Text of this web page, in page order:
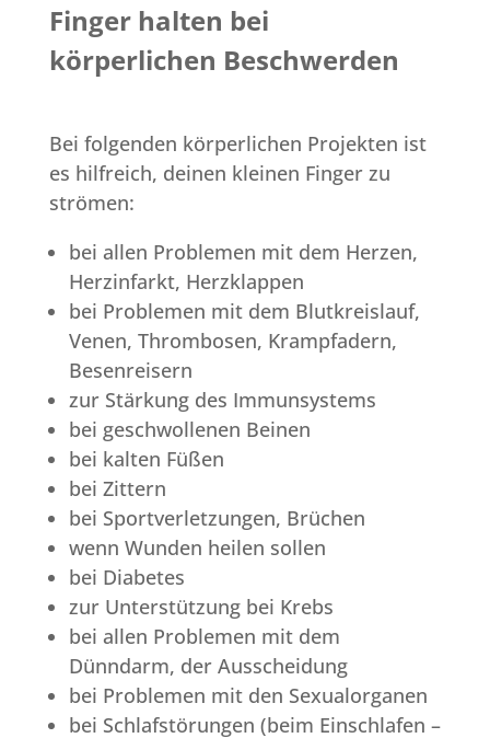
Finger halten bei
körperlichen Beschwerden
Bei folgenden körperlichen Projekten ist
es hilfreich, deinen kleinen Finger zu
strömen:
bei allen Problemen mit dem Herzen,
Herzinfarkt, Herzklappen
bei Problemen mit dem Blutkreislauf,
Venen, Thrombosen, Krampfadern,
Besenreisern
zur Stärkung des Immunsystems
bei geschwollenen Beinen
bei kalten Füßen
bei Zittern
bei Sportverletzungen, Brüchen
wenn Wunden heilen sollen
bei Diabetes
zur Unterstützung bei Krebs
bei allen Problemen mit dem
Dünndarm, der Ausscheidung
bei Problemen mit den Sexualorganen
bei Schlafstörungen (beim Einschlafen –